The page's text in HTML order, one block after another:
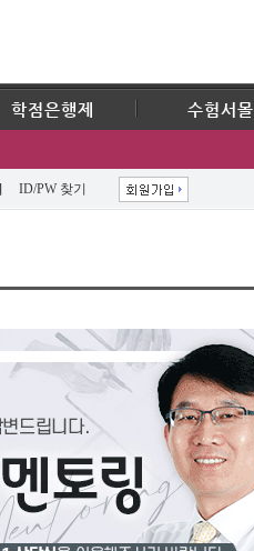
학점은행제 수험서몰
ID/PW 찾기